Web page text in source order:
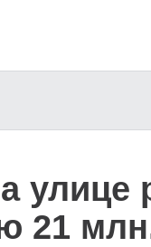
улице
21